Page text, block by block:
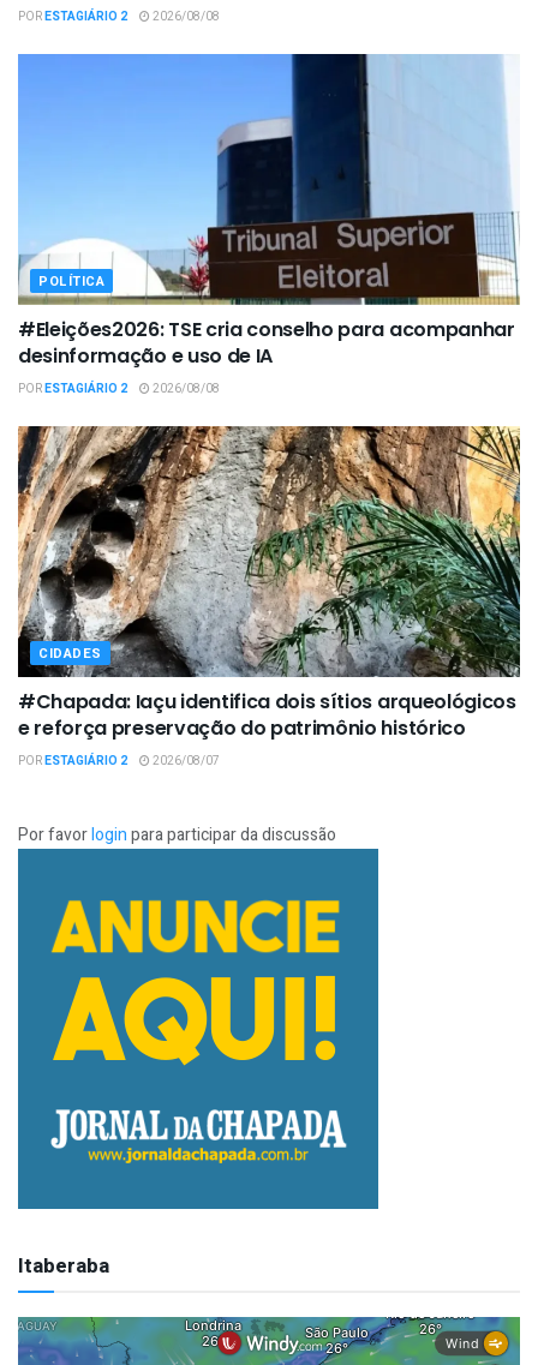
PORESTAGIÁRIO 2 2026/08/08
POLÍTICA
#Eleições2026: TSE cria conselho para acompanhar
desinformação e uso de IA
PORESTAGIÁRIO 2 2026/08/08
CIDADES
#Chapada: Iaçu identifica dois sítios arqueológicos
e reforça preservação do patrimônio histórico
PORESTAGIÁRIO 2 2026/08/07
Por favorloginpara participar da discussão
Itaberaba